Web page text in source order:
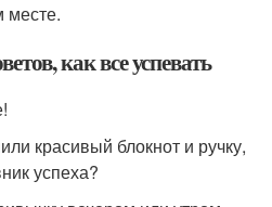
месте.
как все успевать
красивый блокнот и ручку,
успеха?